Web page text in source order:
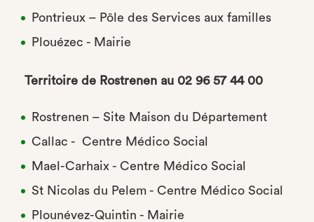
Pontrieux – Pôle des Services aux familles
Plouézec - Mairie
Territoire de Rostrenen au 02 96 57 44 00
Rostrenen – Site Maison du Département
Callac - Centre Médico Social
Mael-Carhaix - Centre Médico Social
St Nicolas du Pelem - Centre Médico Social
Plounévez-Quintin - Mairie